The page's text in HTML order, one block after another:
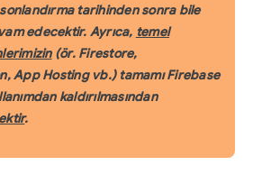
tarihinden sonra bile
edecektir. Ayrıca, temel
(ör. Firestore,
App Hosting vb.) tamamı Firebase
kaldırılmasından
.